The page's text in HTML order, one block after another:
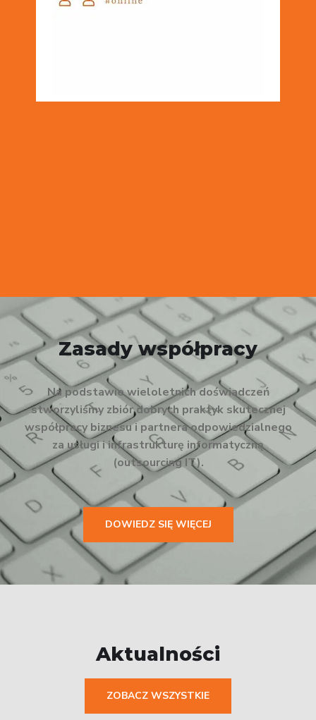
Zasady współpracy
Na podstawie wieloletnich doświadczeń
stworzyliśmy zbiór dobrych praktyk skutecznej
współpracy biznesu i partnera odpowiedzialnego
za usługi i infrastrukturę informatyczną
(outsourcing IT).
DOWIEDZ SIĘ WIĘCEJ
Aktualności
ZOBACZ WSZYSTKIE